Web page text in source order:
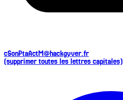
cSonPtaActM@hackgyver.fr
(supprimer toutes les lettres capitales)